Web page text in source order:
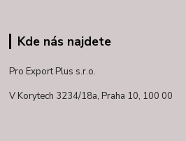
Kde nás najdete
Pro Export Plus s.r.o.
V Korytech 3234/18a, Praha 10, 100 00